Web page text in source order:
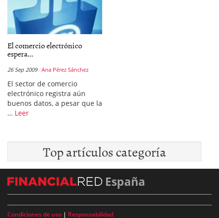
El comercio electrónico
espera...
26 Sep 2009 Ana Pérez Sánchez
El sector de comercio
electrónico registra aún
buenos datos, a pesar que la
… Leer
Top artículos categoría
España
Condiciones de uso | Responsabilidad